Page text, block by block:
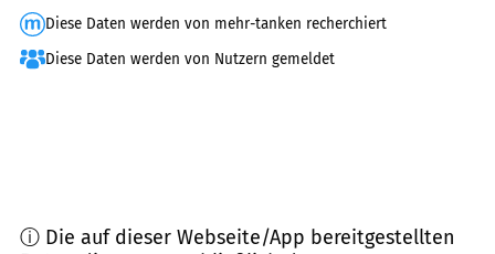
Diese Daten werden von mehr-tanken recherchiert
Diese Daten werden von Nutzern gemeldet
ⓘ Die auf dieser Webseite/App bereitgestellten